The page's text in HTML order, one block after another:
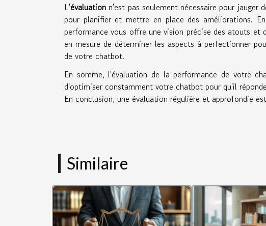
L'évaluation n'est pas seulement nécessaire pour jauger
pour planifier et mettre en place des améliorations.
performance vous offre une vision précise des atouts et
en mesure de déterminer les aspects à perfectionner
de votre chatbot.
En somme, l'évaluation de la performance de votre
d'optimiser constamment votre chatbot pour qu'il
En conclusion, une évaluation régulière et approfondie
Similaire